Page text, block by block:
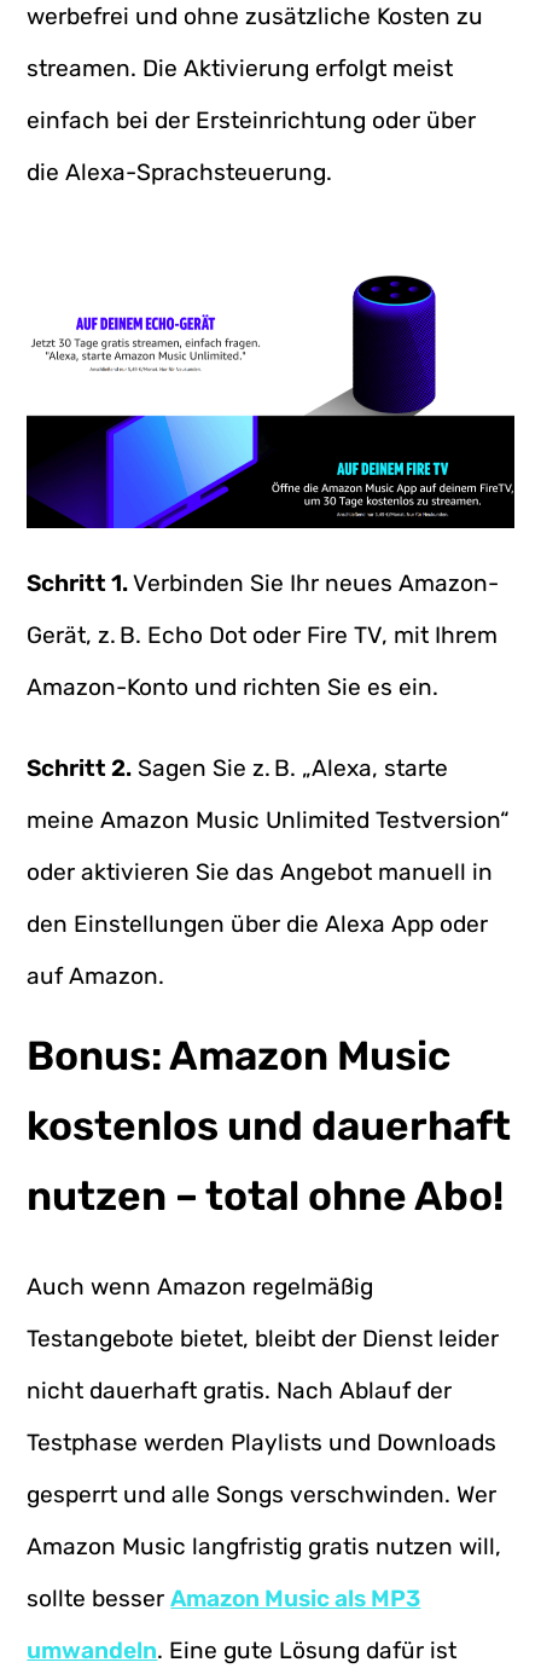
werbefrei und ohne zusätzliche Kosten zu
streamen. Die Aktivierung erfolgt meist
einfach bei der Ersteinrichtung oder über
die Alexa-Sprachsteuerung.
Schritt 1.Verbinden Sie Ihr neues Amazon-
Gerät, z. B. Echo Dot oder Fire TV, mit Ihrem
Amazon-Konto und richten Sie es ein.
Schritt 2. Sagen Sie z. B. „Alexa, starte
meine Amazon Music Unlimited Testversion“
oder aktivieren Sie das Angebot manuell in
den Einstellungen über die Alexa App oder
auf Amazon.
Bonus: Amazon Music
kostenlos und dauerhaft
nutzen – total ohne Abo!
Auch wenn Amazon regelmäßig
Testangebote bietet, bleibt der Dienst leider
nicht dauerhaft gratis. Nach Ablauf der
Testphase werden Playlists und Downloads
gesperrt und alle Songs verschwinden. Wer
Amazon Music langfristig gratis nutzen will,
sollte besserAmazon Music als MP3
umwandeln. Eine gute Lösung dafür ist